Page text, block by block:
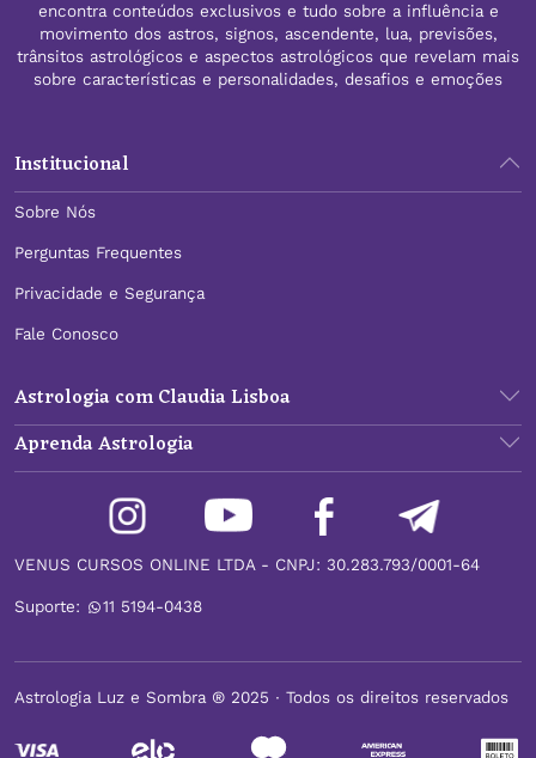
encontra conteúdos exclusivos e tudo sobre a influência e
movimento dos astros, signos, ascendente, lua, previsões,
trânsitos astrológicos e aspectos astrológicos que revelam mais
sobre características e personalidades, desafios e emoções
Institucional
Sobre Nós
Perguntas Frequentes
Privacidade e Segurança
Fale Conosco
Astrologia com Claudia Lisboa
Aprenda Astrologia
VENUS CURSOS ONLINE LTDA - CNPJ: 30.283.793/0001-64
Suporte: 11 5194-0438
Astrologia Luz e Sombra ® 2025 ∙ Todos os direitos reservados